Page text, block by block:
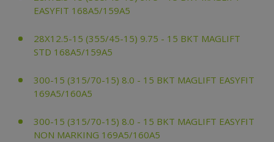
EASYFIT 168A5/159A5
28X12.5-15 (355/45-15) 9.75 - 15 BKT MAGLIFT
STD 168A5/159A5
300-15 (315/70-15) 8.0 - 15 BKT MAGLIFT EASYFIT
169A5/160A5
300-15 (315/70-15) 8.0 - 15 BKT MAGLIFT EASYFIT
NON MARKING 169A5/160A5